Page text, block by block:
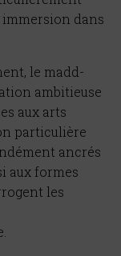
immersion dans
le madd-
ambitieuse
aux arts
particulière
ancrés
aux formes
les